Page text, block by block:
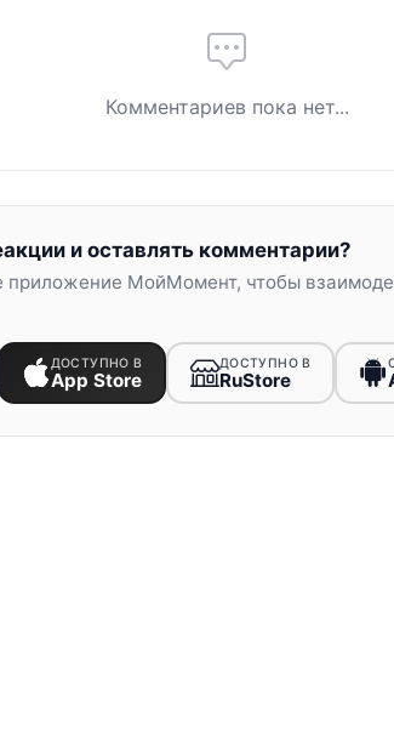
Комментариев пока нет...
и оставлять комментарии?
приложение МойМомент, чтобы
ДОСТУПНО В
App Store
ДОСТУПНО В
RuStore